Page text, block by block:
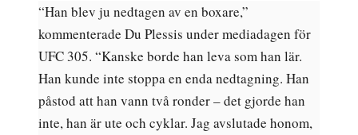
“Han blev ju nedtagen av en boxare,”
kommenterade Du Plessis under mediadagen för
UFC 305. “Kanske borde han leva som han lär.
Han kunde inte stoppa en enda nedtagning. Han
påstod att han vann två ronder – det gjorde han
inte, han är ute och cyklar. Jag avslutade honom,